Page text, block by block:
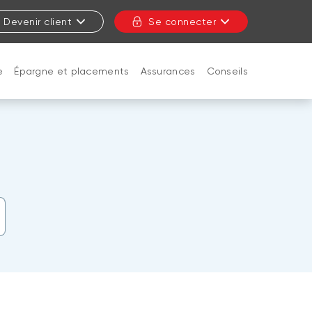
Devenir client Se connecter
Épargne et placements Assurances Conseils